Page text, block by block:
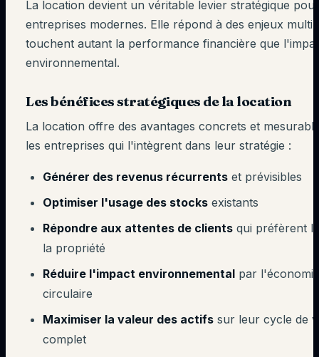
La location devient un véritable levier stratégique
entreprises modernes. Elle répond à des enjeux
touchent autant la performance financière que
environnemental.
Les bénéfices stratégiques de la location
La location offre des avantages concrets et
les entreprises qui l'intègrent dans leur stratégie :
Générer des revenus récurrents et prévisibles
Optimiser l'usage des stocks existants
Répondre aux attentes de clients qui préfèrent
la propriété
Réduire l'impact environnemental par l'économie
circulaire
Maximiser la valeur des actifs sur leur cycle de
complet